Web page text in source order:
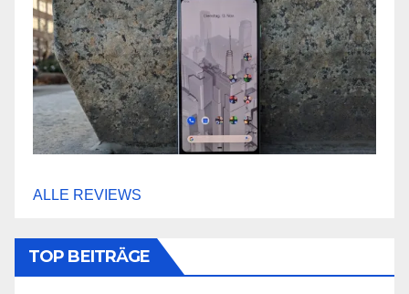
ALLE REVIEWS
TOP BEITRÄGE